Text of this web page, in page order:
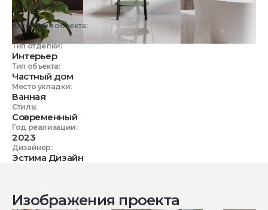
Тип проекта:
3D визуализация
Категория объекта:
Жилые объекты
Тип отделки:
Интерьер
Тип объекта:
Частный дом
Место укладки:
Ванная
Стиль:
Современный
Год реализации:
2023
Дизайнер:
Эстима Дизайн
Изображения проекта